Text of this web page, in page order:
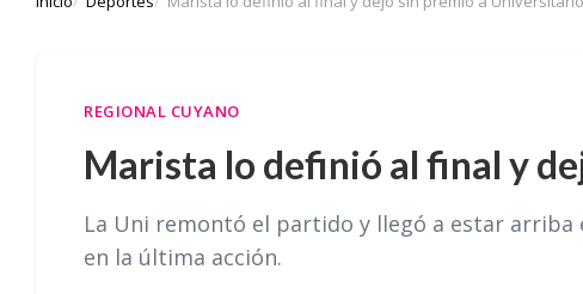
REGIONAL CUYANO
Marista lo definió al final y
La Uni remontó el partido y llegó a estar arriba
en la última acción.